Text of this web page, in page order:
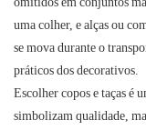
uma colher, e alças ou
se mova durante o
práticos dos decorativos.
Escolher copos e taças é
simbolizam qualidade,